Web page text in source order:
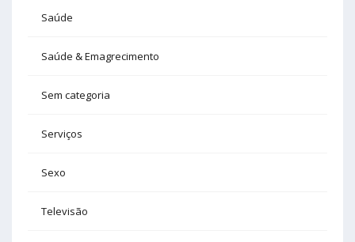
Saúde
Saúde & Emagrecimento
Sem categoria
Serviços
Sexo
Televisão